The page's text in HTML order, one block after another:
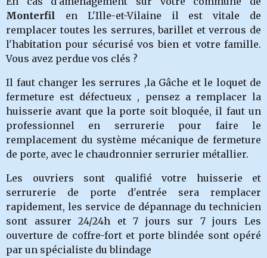
Monterfil
en L'Ille-et-Vilaine il est vitale de
remplacer toutes les serrures, barillet et verrous de
l'habitation pour sécurisé vos bien et votre famille.
Vous avez perdue vos clés ?
Il faut changer les serrures ,la Gâche et le loquet de
fermeture est défectueux , pensez a remplacer la
huisserie avant que la porte soit bloquée, il faut un
professionnel en serrurerie pour faire le
remplacement du système mécanique de fermeture
de porte, avec le chaudronnier serrurier métallier.
Les ouvriers sont qualifié votre huisserie et
serrurerie de porte d'entrée sera remplacer
rapidement, les service de dépannage du technicien
sont assurer 24/24h et 7 jours sur 7 jours Les
ouverture de coffre-fort et porte blindée sont opéré
par un spécialiste du blindage